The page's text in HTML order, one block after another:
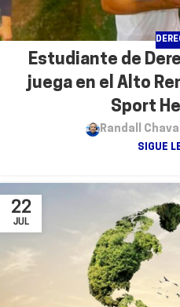
Estudiante de
juega en el Alto
Sport
Randall
SIGUE
22
JUL